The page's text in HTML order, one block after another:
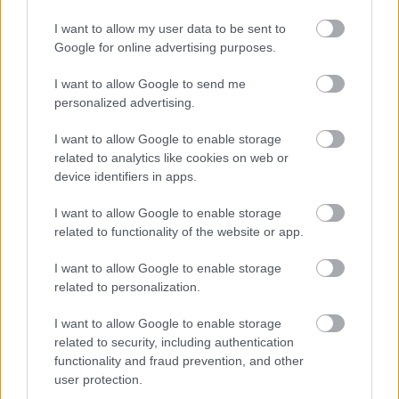
I want to allow my user data to be sent to
Google for online advertising purposes.
I want to allow Google to send me
personalized advertising.
I want to allow Google to enable storage
related to analytics like cookies on web or
device identifiers in apps.
I want to allow Google to enable storage
related to functionality of the website or app.
I want to allow Google to enable storage
related to personalization.
I want to allow Google to enable storage
related to security, including authentication
functionality and fraud prevention, and other
user protection.
sem kizárt, hogy a fickó attól fél, hogy a
családalapítás vagy az összebútorozás csapdájába
valakivel szemben, aki a legjobban érdekel. Ez
viszont a másikban lelassíthatja az érzelmi és
kötődési folyamatokat. De a szerelem néha vak. Pár
nap múlva viszont megbízható, de szenvedélyes
szeretőt, vállalkozó társat sodor utadba az élet.